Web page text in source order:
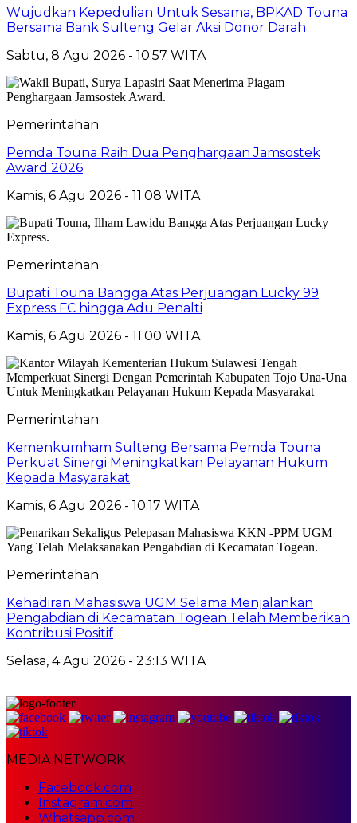
Wujudkan Kepedulian Untuk Sesama, BPKAD Touna
Bersama Bank Sulteng Gelar Aksi Donor Darah
Sabtu, 8 Agu 2026 - 10:57 WITA
Pemerintahan
Pemda Touna Raih Dua Penghargaan Jamsostek
Award 2026
Kamis, 6 Agu 2026 - 11:08 WITA
Pemerintahan
Bupati Touna Bangga Atas Perjuangan Lucky 99
Express FC hingga Adu Penalti
Kamis, 6 Agu 2026 - 11:00 WITA
Pemerintahan
Kemenkumham Sulteng Bersama Pemda Touna
Perkuat Sinergi Meningkatkan Pelayanan Hukum
Kepada Masyarakat
Kamis, 6 Agu 2026 - 10:17 WITA
Pemerintahan
Kehadiran Mahasiswa UGM Selama Menjalankan
Pengabdian di Kecamatan Togean Telah Memberikan
Kontribusi Positif
Selasa, 4 Agu 2026 - 23:13 WITA
MEDIA NETWORK
Facebook.com
Instagram.com
Whatsapp.com